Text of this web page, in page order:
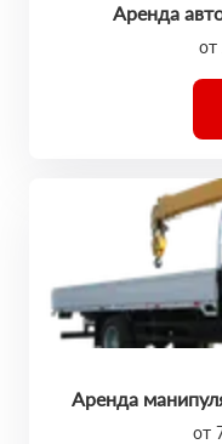
Аренда
от
Аренда
от